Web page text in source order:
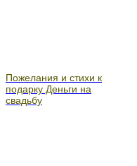
Пожелания и стихи к
подарку Деньги на
свадьбу